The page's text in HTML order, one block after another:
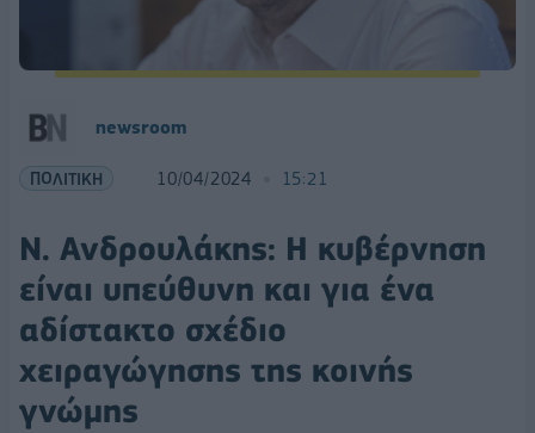
newsroom
ΠΟΛΙΤΙΚΗ 10/04/2024 15:21
Ν. Ανδρουλάκης: Η κυβέρνηση
είναι υπεύθυνη και για ένα
αδίστακτο σχέδιο
χειραγώγησης της κοινής
γνώμης